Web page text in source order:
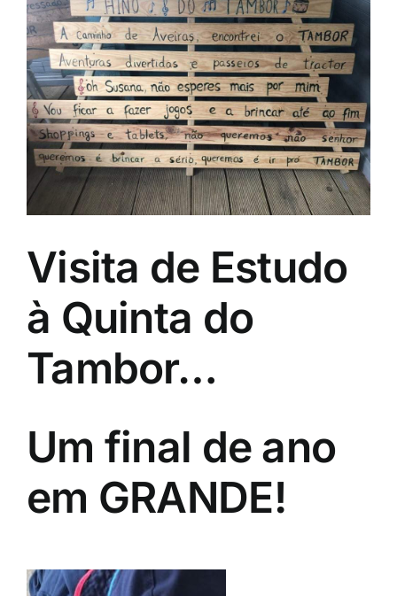
Image
Visita de Estudo
à Quinta do
Tambor…
Um final de ano
em GRANDE!